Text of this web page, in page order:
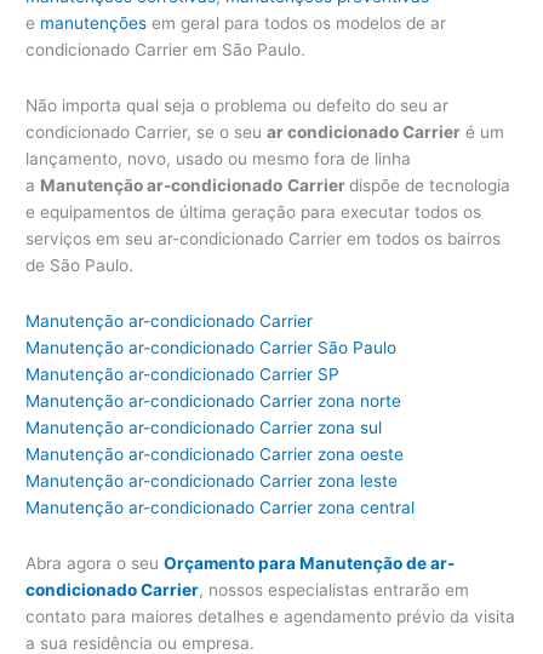
e manutenções em geral para todos os modelos de ar
condicionado Carrier em São Paulo.
Não importa qual seja o problema ou defeito do seu ar
condicionado Carrier, se o seuar condicionado Carrier é um
lançamento, novo, usado ou mesmo fora de linha
a Manutenção ar-condicionado Carrierdispõe de tecnologia
e equipamentos de última geração para executar todos os
serviços em seu ar-condicionado Carrier em todos os bairros
de São Paulo.
Manutenção ar-condicionado Carrier
Manutenção ar-condicionado Carrier São Paulo
Manutenção ar-condicionado Carrier SP
Manutenção ar-condicionado Carrier zona norte
Manutenção ar-condicionado Carrier zona sul
Manutenção ar-condicionado Carrier zona oeste
Manutenção ar-condicionado Carrier zona leste
Manutenção ar-condicionado Carrier zona central
Abra agora o seuOrçamento para Manutenção de ar-
condicionado Carrier, nossos especialistas entrarão em
contato para maiores detalhes e agendamento prévio da visita
a sua residência ou empresa.